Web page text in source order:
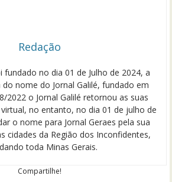
Redação
fundado no dia 01 de Julho de 2024, a
nome do Jornal Galilé, fundado em
2022 o Jornal Galilé retornou as suas
no entanto, no dia 01 de julho de
o nome para Jornal Geraes pela sua
cidades da Região dos Inconfidentes,
toda Minas Gerais.
Compartilhe!